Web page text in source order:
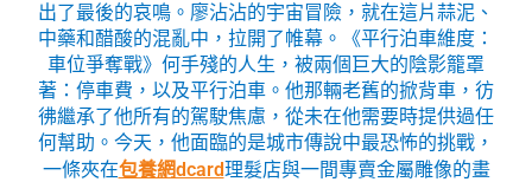
出了最後的哀鳴。廖沾沾的宇宙冒險，就在這片蒜泥、
中藥和醋酸的混亂中，拉開了帷幕。《平行泊車維度：
車位爭奪戰》何手殘的人生，被兩個巨大的陰影籠罩
著：停車費，以及平行泊車。他那輛老舊的掀背車，彷
彿繼承了他所有的駕駛焦慮，從未在他需要時提供過任
何幫助。今天，他面臨的是城市傳說中最恐怖的挑戰，
一條夾在包養網dcard理髮店與一間專賣金屬雕像的畫